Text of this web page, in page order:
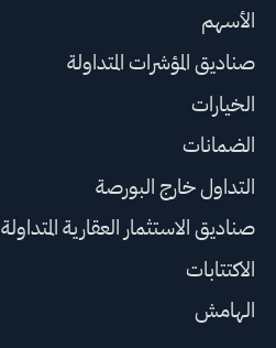
الأسهم
صناديق المؤشرات المتداولة
الخيارات
الضمانات
التداول خارج البورصة
صناديق الاستثمار العقارية المتداولة
الاكتتابات
الهامش